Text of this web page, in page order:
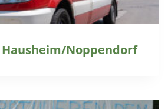
Hausheim/Noppendorf